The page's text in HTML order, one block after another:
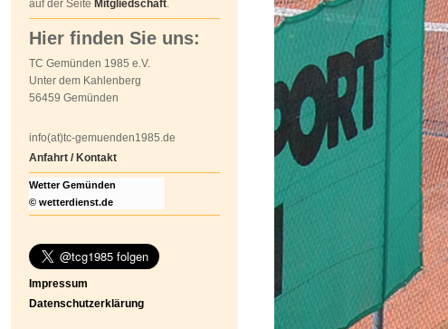
auf der Seite Mitgliedschaft.
Hier finden Sie uns:
TC Gemünden 1985 e.V.
Unter dem Kahlenberg
56459 Gemünden
info(at)tc-gemuenden1985.de
Anfahrt / Kontakt
Wetter Gemünden
© wetterdienst.de
Impressum
Datenschutzerklärung